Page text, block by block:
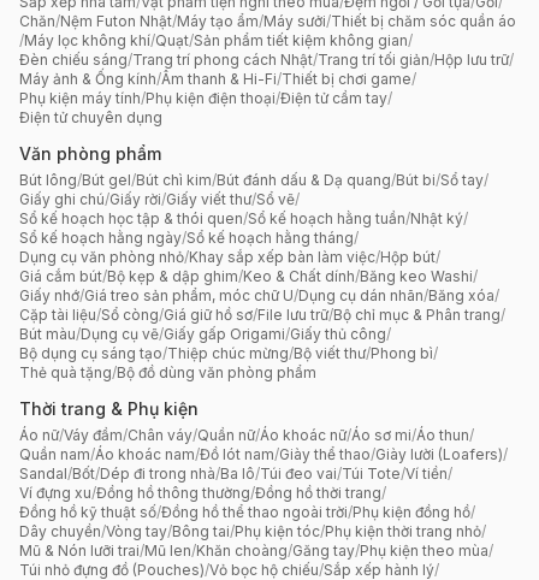
Chăn/Nệm Futon Nhật/Máy tạo ẩm/Máy sưởi/Thiết bị chăm sóc quần áo
/Máy lọc không khí/Quạt/Sản phẩm tiết kiệm không gian/
Đèn chiếu sáng/Trang trí phong cách Nhật/Trang trí tối giản/Hộp lưu trữ/
Máy ảnh & Ống kính/Âm thanh & Hi-Fi/Thiết bị chơi game/
Phụ kiện máy tính/Phụ kiện điện thoại/Điện tử cầm tay/
Điện tử chuyên dụng
Văn phòng phẩm
Bút lông/Bút gel/Bút chì kim/Bút đánh dấu & Dạ quang/Bút bi/Sổ tay/
Giấy ghi chú/Giấy rời/Giấy viết thư/Sổ vẽ/
Sổ kế hoạch học tập & thói quen/Sổ kế hoạch hằng tuần/Nhật ký/
Sổ kế hoạch hằng ngày/Sổ kế hoạch hằng tháng/
Dụng cụ văn phòng nhỏ/Khay sắp xếp bàn làm việc/Hộp bút/
Giá cắm bút/Bộ kẹp & dập ghim/Keo & Chất dính/Băng keo Washi/
Giấy nhớ/Giá treo sản phẩm, móc chữ U/Dụng cụ dán nhãn/Băng xóa/
Cặp tài liệu/Sổ còng/Giá giữ hồ sơ/File lưu trữ/Bộ chỉ mục & Phân trang/
Bút màu/Dụng cụ vẽ/Giấy gấp Origami/Giấy thủ công/
Bộ dụng cụ sáng tạo/Thiệp chúc mừng/Bộ viết thư/Phong bì/
Thẻ quà tặng/Bộ đồ dùng văn phòng phẩm
Thời trang & Phụ kiện
Áo nữ/Váy đầm/Chân váy/Quần nữ/Áo khoác nữ/Áo sơ mi/Áo thun/
Quần nam/Áo khoác nam/Đồ lót nam/Giày thể thao/Giày lười (Loafers)/
Sandal/Bốt/Dép đi trong nhà/Ba lô/Túi đeo vai/Túi Tote/Ví tiền/
Ví đựng xu/Đồng hồ thông thường/Đồng hồ thời trang/
Đồng hồ kỹ thuật số/Đồng hồ thể thao ngoài trời/Phụ kiện đồng hồ/
Dây chuyền/Vòng tay/Bông tai/Phụ kiện tóc/Phụ kiện thời trang nhỏ/
Mũ & Nón lưỡi trai/Mũ len/Khăn choàng/Găng tay/Phụ kiện theo mùa/
Túi nhỏ đựng đồ (Pouches)/Vỏ bọc hộ chiếu/Sắp xếp hành lý/